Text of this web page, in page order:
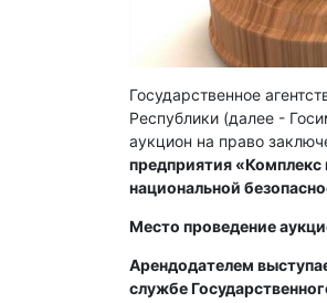
Государственное
Республики (далее -
аукцион на право
предприятия
национальной
Место проведение
Арендодателем
службе